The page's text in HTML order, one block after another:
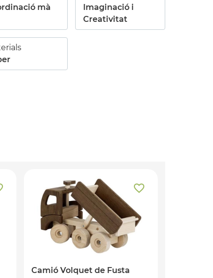
mà
Imaginació i
Creativitat
Camió Volquet de Fusta